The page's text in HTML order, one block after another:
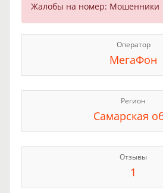
Жалобы на номер: Мошенники
Оператор
МегаФон
Регион
Самарская
Отзывы
1